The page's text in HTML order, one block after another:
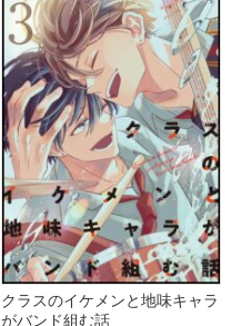
クラスのイケメンと地味キャラ
がバンド組む話